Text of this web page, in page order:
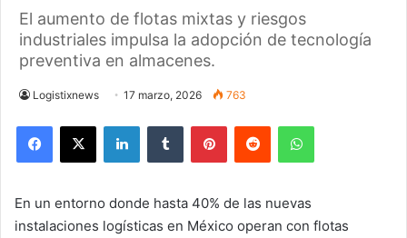
El aumento de flotas mixtas y riesgos
industriales impulsa la adopción de tecnología
preventiva en almacenes.
Logistixnews 17 marzo, 2026 763
En un entorno donde hasta 40% de las nuevas
instalaciones logísticas en México operan con flotas